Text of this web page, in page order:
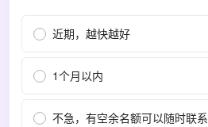
近期，越快越好
1个月以内
不急，有空余名额可以随时联系